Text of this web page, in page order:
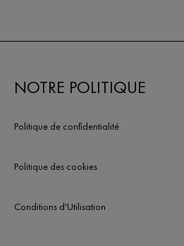
NOTRE POLITIQUE
Politique de confidentialité
Politique des cookies
Conditions d'Utilisation